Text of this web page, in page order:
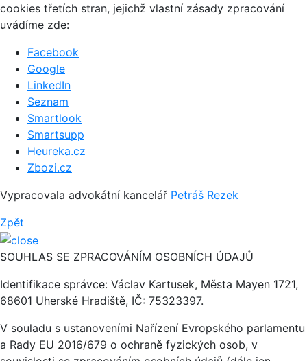
cookies třetích stran, jejichž vlastní zásady zpracování
uvádíme zde:
Facebook
Google
LinkedIn
Seznam
Smartlook
Smartsupp
Heureka.cz
Zbozi.cz
Vypracovala advokátní kancelář Petráš Rezek
Zpět
SOUHLAS SE ZPRACOVÁNÍM OSOBNÍCH ÚDAJŮ
Identifikace správce: Václav Kartusek, Města Mayen 1721,
68601 Uherské Hradiště, IČ: 75323397.
V souladu s ustanoveními Nařízení Evropského parlamentu
a Rady EU 2016/679 o ochraně fyzických osob, v